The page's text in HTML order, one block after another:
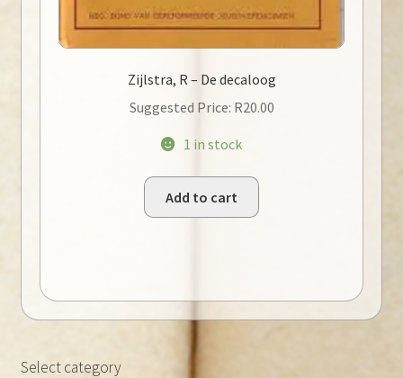
Zijlstra, R – De decaloog
Suggested Price: R20.00
1 in stock
Add to cart
Select category